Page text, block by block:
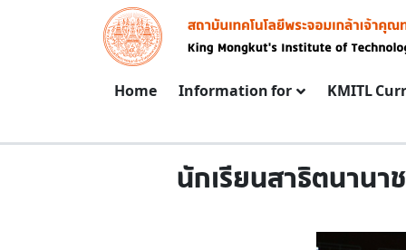
Skip to main content
Image
Main navigation
Home Information for KMITL
นักเรียนสาธิตนานา